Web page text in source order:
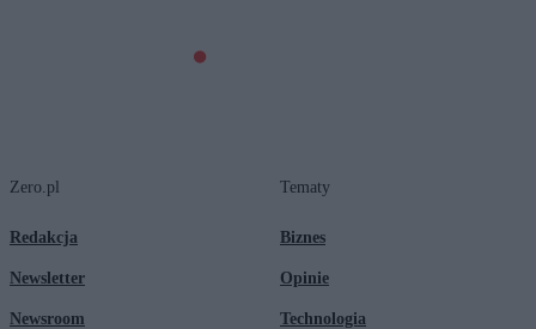
Zero.pl
Redakcja
Newsletter
Newsroom
Tematy
Biznes
Opinie
Technologia